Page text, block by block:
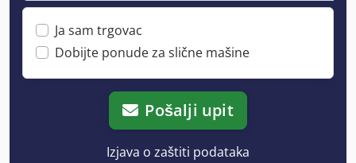
Ja sam trgovac
Dobijte ponude za slične mašine
Pošalji upit
Izjava o zaštiti podataka